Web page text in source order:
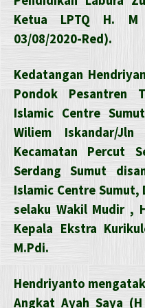
Ketua LPTQ H. M
03/08/2020-Red).
Kedatangan
Pondok Pesantren
Islamic Centre
Wiliem Iskandar/
Kecamatan Percut
Serdang Sumut
Islamic Centre Sumut,
selaku Wakil Mudir ,
Kepala Ekstra
M.Pdi.
Hendriyanto
Angkat Ayah Saya